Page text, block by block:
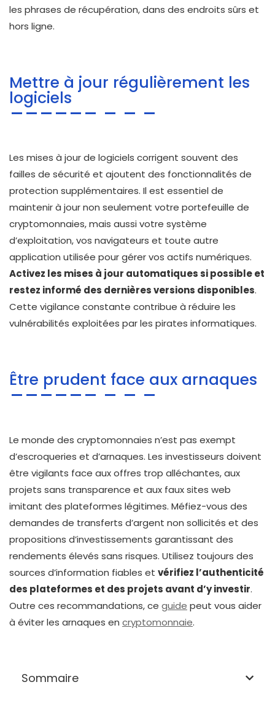
les phrases de récupération, dans des endroits sûrs et
hors ligne.
Mettre à jour régulièrement les
logiciels
Les mises à jour de logiciels corrigent souvent des
failles de sécurité et ajoutent des fonctionnalités de
protection supplémentaires. Il est essentiel de
maintenir à jour non seulement votre portefeuille de
cryptomonnaies, mais aussi votre système
d’exploitation, vos navigateurs et toute autre
application utilisée pour gérer vos actifs numériques.
Activez les mises à jour automatiques si possible et
restez informé des dernières versions disponibles.
Cette vigilance constante contribue à réduire les
vulnérabilités exploitées par les pirates informatiques.
Être prudent face aux arnaques
Le monde des cryptomonnaies n’est pas exempt
d’escroqueries et d’arnaques. Les investisseurs doivent
être vigilants face aux offres trop alléchantes, aux
projets sans transparence et aux faux sites web
imitant des plateformes légitimes. Méfiez-vous des
demandes de transferts d’argent non sollicités et des
propositions d’investissements garantissant des
rendements élevés sans risques. Utilisez toujours des
sources d’information fiables et vérifiez l’authenticité
des plateformes et des projets avant d’y investir.
Outre ces recommandations, ce guide peut vous aider
à éviter les arnaques en cryptomonnaie.
Sommaire